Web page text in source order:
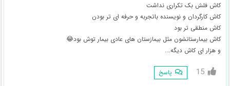
کاش فلش بک تکراری نداشت
کاش کارگردان و نویسنده باتجربه و حرفه ای تر بودن
کاش منطقی تر بود
کاش بیمارستانشون مثل بیمازستان های عادی بیمار توش بود😂
و هزار ای کاش دیگه….
15 پاسخ